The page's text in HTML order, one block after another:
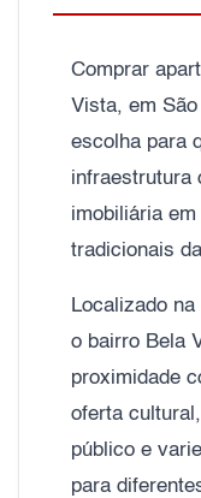
Comprar
Vista, em
escolha para
infraestrutura
imobiliária
tradicionais
Localizado
o bairro Bela
proximidade
oferta
público e
para